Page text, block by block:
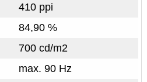
410 ppi
84,90 %
700 cd/m2
max. 90 Hz